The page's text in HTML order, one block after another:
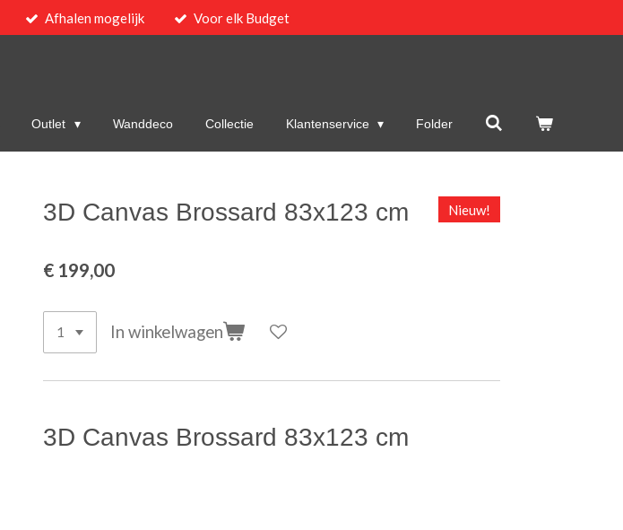
Afhalen mogelijk Voor elk Budget
Outlet Wanddeco Collectie Klantenservice Folder
3D Canvas Brossard 83x123 cm Nieuw!
€ 199,00
In winkelwagen
3D Canvas Brossard 83x123 cm